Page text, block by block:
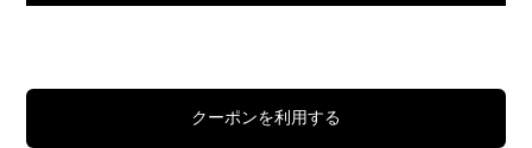
クーポンを利用する